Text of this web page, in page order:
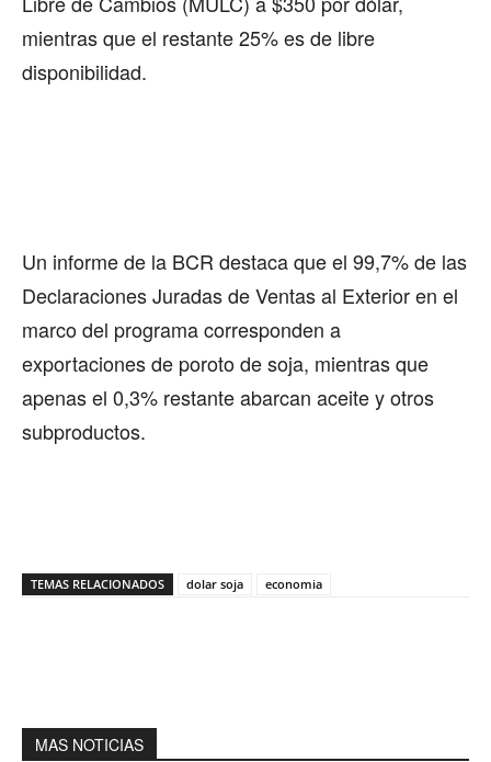
mientras que el restante 25% es de libre
disponibilidad.
Un informe de la BCR destaca que el 99,7% de las
Declaraciones Juradas de Ventas al Exterior en el
marco del programa corresponden a
exportaciones de poroto de soja, mientras que
apenas el 0,3% restante abarcan aceite y otros
subproductos.
TEMAS RELACIONADOS dolar soja economia
MAS NOTICIAS